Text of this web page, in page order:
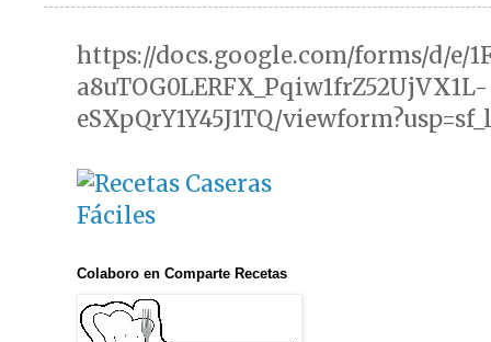
https://docs.google.com/forms/d/e/
a8uTOG0LERFX_Pqiw1frZ52UjVX1L-
eSXpQrY1Y45J1TQ/
Colaboro en Comparte Recetas